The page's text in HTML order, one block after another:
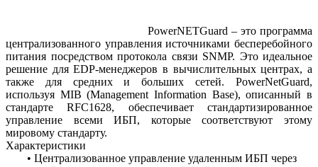
PowerNETGuard – это программа
централизованного управления источниками бесперебойного
питания посредством протокола связи SNMP. Это идеальное
решение для EDP-менеджеров в вычислительных центрах, а
также для средних и больших сетей. PowerNetGuard,
используя MIB (Management Information Base), описанный в
стандарте RFC1628, обеспечивает стандартизированное
управление всеми ИБП, которые соответствуют этому
мировому стандарту.
Характеристики
• Централизованное управление удаленным ИБП через